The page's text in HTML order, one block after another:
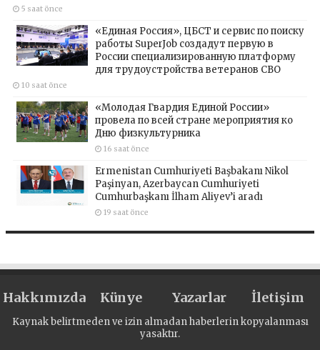
5 saat önce
«Единая Россия», ЦБСТ и сервис по поиску
работы SuperJob создадут первую в
России специализированную платформу
для трудоустройства ветеранов СВО
10 saat önce
«Молодая Гвардия Единой России»
провела по всей стране мероприятия ко
Дню физкультурника
16 saat önce
Ermenistan Cumhuriyeti Başbakanı Nikol
Paşinyan, Azerbaycan Cumhuriyeti
Cumhurbaşkanı İlham Aliyev’i aradı
19 saat önce
Hakkımızda Künye Yazarlar İletişim
Kaynak belirtmeden ve izin almadan haberlerin kopyalanması
yasaktır.